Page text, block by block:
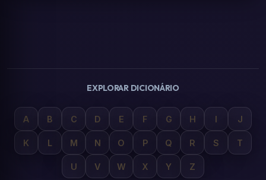
EXPLORAR DICIONÁRIO
A B C D E F G H I J
K L M N O P Q R S T
U V W X Y Z